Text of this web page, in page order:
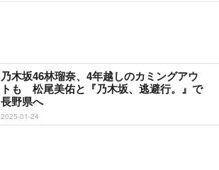
乃木坂46林瑠奈、4年越しのカミングアウ
トも 松尾美佑と『乃木坂、逃避行。』で
長野県へ
2025-01-24